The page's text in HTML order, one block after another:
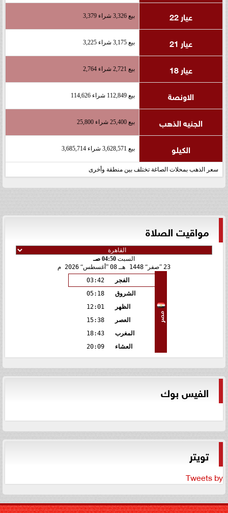
عيار 22 بيع 3,326 شراء 3,379
عيار 21 بيع 3,175 شراء 3,225
عيار 18 بيع 2,721 شراء 2,764
الاونصة بيع 112,849 شراء 114,626
الجنيه الذهب بيع 25,400 شراء 25,800
الكيلو بيع 3,628,571 شراء 3,685,714
سعر الذهب بمحلات الصاغة تختلف بين منطقة وأخرى
مواقيت الصلاة
السبت 04:50 صـ
23
صفر 1448 هـ 08 أغسطس 2026 م
مصر
الفجر
03:42
الشروق
05:18
الظهر
12:01
العصر
15:38
المغرب
18:43
العشاء
20:09
الفيس بوك
تويتر
Tweets by